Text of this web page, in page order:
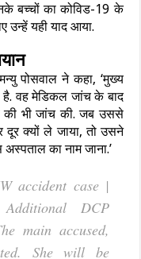
बच्चों का कोविड-19 के
उन्हें यही याद आया.
पोसवाल ने कहा, ‘मुख्य
है. वह मेडिकल जांच के बाद
की भी जांच की. जब उससे
दूर क्यों ले जाया, तो उसने
का नाम जाना.’
accident case |
DCP
main accused,
She will be